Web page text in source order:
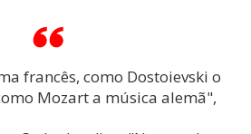
francês, como Dostoievski o
Mozart a música alemã",